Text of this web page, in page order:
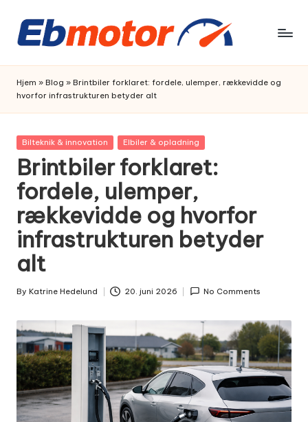
Skip
content
Hjem » Blog » Brintbiler forklaret: fordele, ulemper, rækkevidde og
hvorfor infrastrukturen betyder alt
Posted
Bilteknik & innovation Elbiler & opladning
Brintbiler forklaret:
fordele, ulemper,
rækkevidde og hvorfor
infrastrukturen betyder
alt
Posted
By Katrine Hedelund 20. juni 2026 No Comments